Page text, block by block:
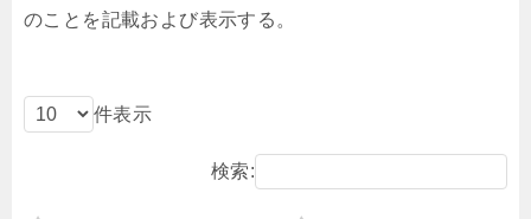
のことを記載および表示する。
件表示
検索: